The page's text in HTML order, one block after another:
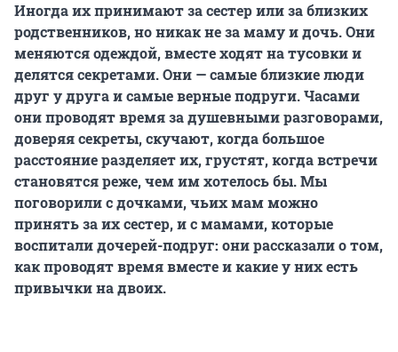
Иногда их принимают за сестер или за близких
родственников, но никак не за маму и дочь. Они
меняются одеждой, вместе ходят на тусовки и
делятся секретами.Они — самые близкие люди
друг у друга и самые верные подруги. Часами
они проводят время за душевными разговорами,
доверяя секреты, скучают, когда большое
расстояние разделяет их, грустят, когда встречи
становятся реже, чем им хотелось бы.Мы
поговорили с дочками, чьих мам можно
принять за их сестер,и с мамами, которые
воспитали дочерей-подруг: они рассказали о том,
как проводят время вместе и какие у них есть
привычки на двоих.